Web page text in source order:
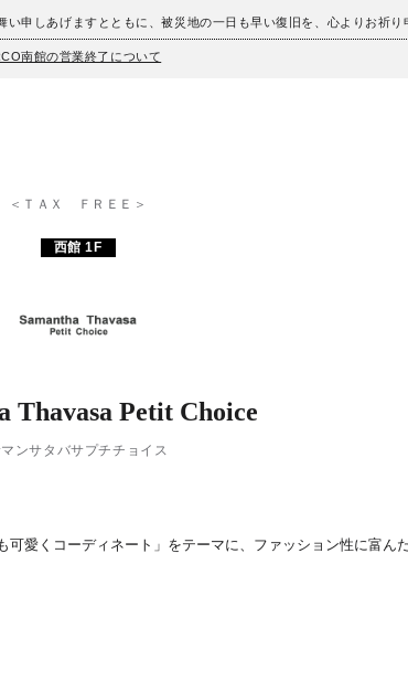
申しあげますとともに、被災地の一日も早い復旧を、心よりお祈り
南館の営業終了について
＜ＴＡＸ ＦＲＥＥ＞
西館 1F
Thavasa Petit Choice
ンサタバサプチチョイス
愛くコーディネート」をテーマに、ファッション性に富ん